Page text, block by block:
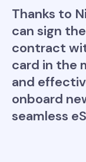
Thanks to
can sign
contract
card in the
and
onboard
seamless